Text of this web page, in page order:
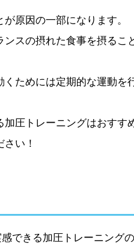
原因の一部になります。
スの摂れた食事を摂るこ
ためには定期的な運動を
圧トレーニングはおすす
い！
できる加圧トレーニング